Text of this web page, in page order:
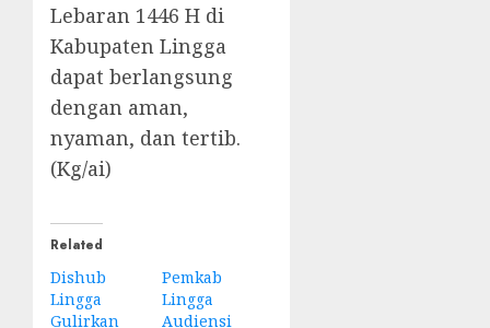
Lebaran 1446 H di
Kabupaten Lingga
dapat berlangsung
dengan aman,
nyaman, dan tertib.
(Kg/ai)
Related
Dishub
Lingga
Gulirkan
Pemkab
Lingga
Audiensi